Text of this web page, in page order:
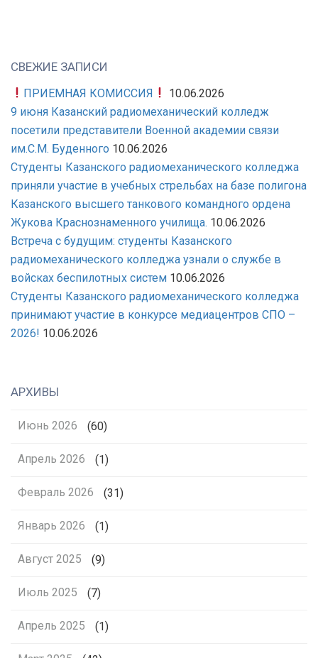
СВЕЖИЕ ЗАПИСИ
ПРИЕМНАЯ КОМИССИЯ
10.06.2026
9 июня Казанский радиомеханический колледж
посетили представители Военной академии связи
им.С.М. Буденного 10.06.2026
Студенты Казанского радиомеханического колледжа
приняли участие в учебных стрельбах на базе полигона
Казанского высшего танкового командного ордена
Жукова Краснознаменного училища. 10.06.2026
Встреча с будущим: студенты Казанского
радиомеханического колледжа узнали о службе в
войсках беспилотных систем 10.06.2026
Студенты Казанского радиомеханического колледжа
принимают участие в конкурсе медиацентров СПО –
2026! 10.06.2026
АРХИВЫ
Июнь 2026 (60)
Апрель 2026 (1)
Февраль 2026 (31)
Январь 2026 (1)
Август 2025 (9)
Июль 2025 (7)
Апрель 2025 (1)